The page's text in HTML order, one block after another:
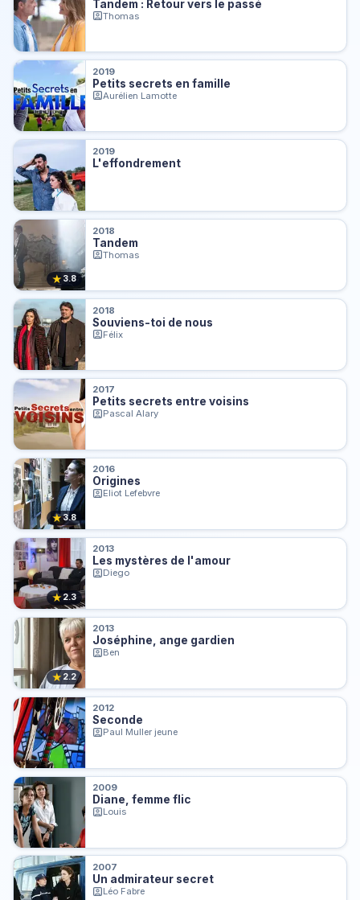
Tandem : Retour vers le passé
Thomas
2019
Petits secrets en famille
Aurélien Lamotte
2019
L'effondrement
★ 3.8
2018
Tandem
Thomas
2018
Souviens-toi de nous
Félix
2017
Petits secrets entre voisins
Pascal Alary
★3.8
2016
Origines
Eliot Lefebvre
★2.3
2013
Les mystères de l'amour
Diego
★2.2
2013
Joséphine, ange gardien
Ben
2012
Seconde
Paul Muller jeune
2009
Diane, femme flic
Louis
2007
Un admirateur secret
Léo Fabre